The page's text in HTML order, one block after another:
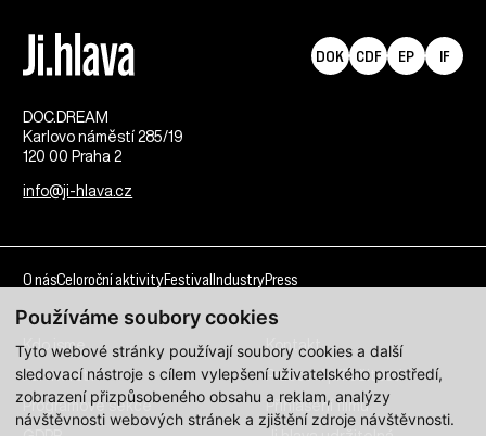
Používáme soubory cookies
Tyto webové stránky používají soubory cookies a další
sledovací nástroje s cílem vylepšení uživatelského prostředí,
zobrazení přizpůsobeného obsahu a reklam, analýzy
návštěvnosti webových stránek a zjištění zdroje návštěvnosti.
DOC.DREAM​
Karlovo náměstí 285/19
120 00 Praha 2
info@ji-hlava.cz
DOK CDF EP IF
O násCeloroční aktivityFestival IndustryPress
Kdo jsme
Kontakt
Partnerství
Pracovní příležitosti
Programové sekce
Přihlášení filmu